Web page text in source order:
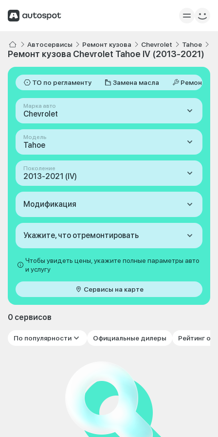
Автосервисы Ремонт кузова Chevrolet Tahoe
Ремонт кузова Chevrolet Tahoe IV (2013-2021)
ТО по регламенту Замена масла Ремонт
Марка авто
Chevrolet
Модель
Tahoe
Поколение
2013-2021 (IV)
Модификация
Укажите, что отремонтировать
Чтобы увидеть цены, укажите полные параметры авто
и услугу
Сервисы на карте
0 сервисов
По популярности Официальные дилеры Рейтинг